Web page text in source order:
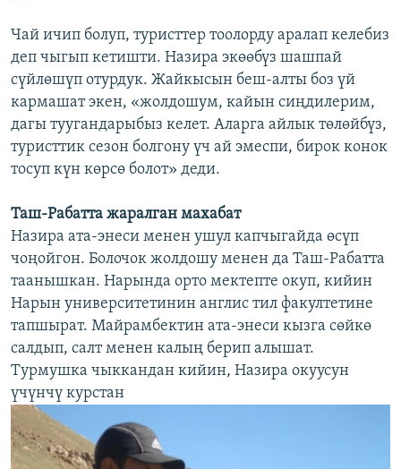
Чай ичип болуп, туристтер тоолорду аралап келебиз
деп чыгып кетишти. Назира экөөбүз шашпай
сүйлөшүп отурдук. Жайкысын беш-алты боз үй
кармашат экен, «жолдошум, кайын сиңдилерим,
дагы туугандарыбыз келет. Аларга айлык төлөйбүз,
туристтик сезон болгону үч ай эмеспи, бирок конок
тосуп күн көрсө болот» деди.
Таш-Рабатта жаралган махабат
Назира ата-энеси менен ушул капчыгайда өсүп
чоңойгон. Болочок жолдошу менен да Таш-Рабатта
таанышкан. Нарында орто мектепте окуп, кийин
Нарын университетинин англис тил факултетине
тапшырат. Майрамбектин ата-энеси кызга сөйкө
салдып, салт менен калың берип алышат.
Турмушка чыккандан кийин, Назира окуусун
үчүнчү курстан